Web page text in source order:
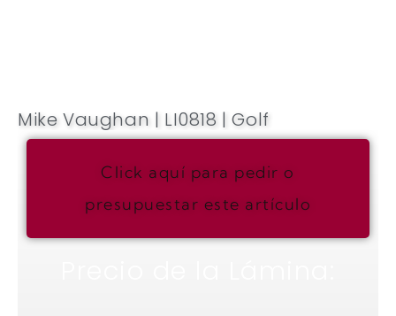
Mike Vaughan | LI0818 | Golf
Click aquí para pedir o
presupuestar este artículo